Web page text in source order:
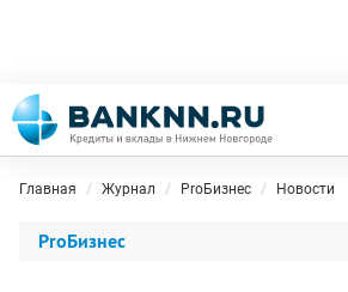
Главная Журнал ProБизнес Новости
ProБизнес